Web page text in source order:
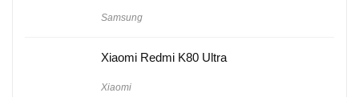
Samsung
Xiaomi Redmi K80 Ultra
Xiaomi